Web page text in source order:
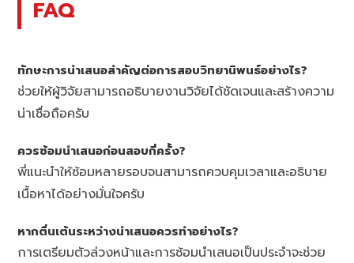
FAQ
ทักษะการนำเสนอสำคัญต่อการสอบวิทยานิพนธ์อย่างไร?
ช่วยให้ผู้วิจัยสามารถอธิบายงานวิจัยได้ชัดเจนและสร้างความ
น่าเชื่อถือครับ
ควรซ้อมนำเสนอก่อนสอบกี่ครั้ง?
พี่แนะนำให้ซ้อมหลายรอบจนสามารถควบคุมเวลาและอธิบาย
เนื้อหาได้อย่างมั่นใจครับ
หากตื่นเต้นระหว่างนำเสนอควรทำอย่างไร?
การเตรียมตัวล่วงหน้าและการซ้อมนำเสนอเป็นประจำจะช่วย